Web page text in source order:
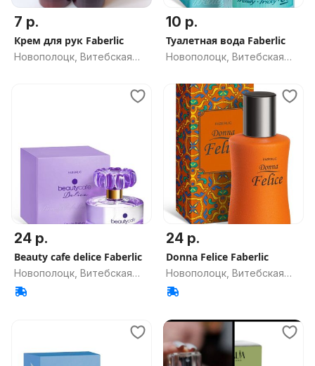
7 р.
Крем для рук Faberlic
Новополоцк, Витебская
10 р.
Туалетная вода Faberlic
Новополоцк, Витебская
24 р.
Beauty cafe delice Faberlic
Новополоцк, Витебская
обл.
24 р.
Donna Felice Faberlic
Новополоцк, Витебская
обл.